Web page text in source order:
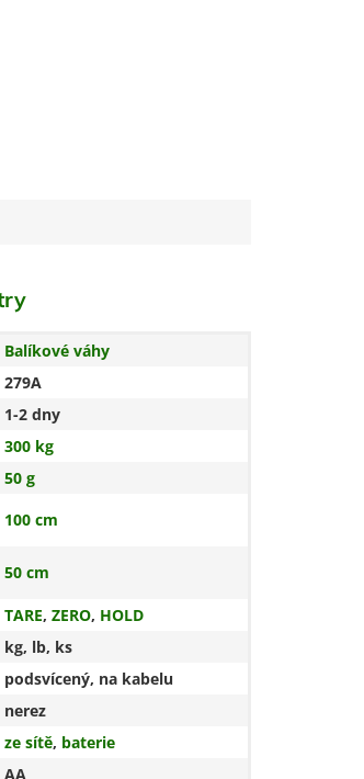
Balíkové váhy
279A
1-2 dny
300 kg
50 g
100 cm
50 cm
TARE, ZERO, HOLD
kg, lb, ks
podsvícený, na kabelu
nerez
ze sítě, baterie
AA